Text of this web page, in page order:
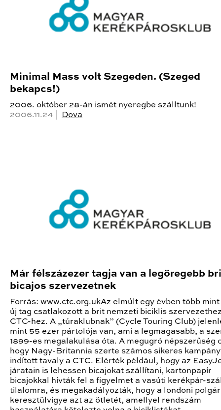
Minimal Mass volt Szegeden. (Szeged
bekapcs!)
2006. október 28-án ismét nyeregbe szálltunk!
2006.11.24 |
Dova
Már félszázezer tagja van a legöregebb
bicajos szervezetnek
Forrás: www.ctc.org.ukAz elmúlt egy évben több
új tag csatlakozott a brit nemzeti biciklis
CTC-hez. A „túraklubnak” (Cycle Touring Club)
mint 55 ezer pártolója van, ami a legmagasabb, a
1899-es megalakulása óta. A megugró népszerűség
hogy Nagy-Britannia szerte számos sikeres
indított tavaly a CTC. Elérték például, hogy az
járatain is lehessen bicajokat szállítani, kartonpapír
bicajokkal hívták fel a figyelmet a vasúti kerékpár-
tilalomra, és megakadályozták, hogy a londoni
keresztülvigye azt az ötletét, amellyel rendszám